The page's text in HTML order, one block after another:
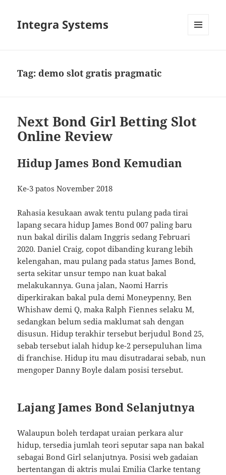
Integra Systems
Tag:demo slot gratis pragmatic
Next Bond Girl Betting Slot
Online Review
Hidup James Bond Kemudian
Ke-3 patos November 2018
Rahasia kesukaan awak tentu pulang pada tirai
lapang secara hidup James Bond 007 paling baru
nun bakal dirilis dalam Inggris sedang Februari
2020. Daniel Craig, copot dibanding kurang lebih
kelengahan, mau pulang pada status James Bond,
serta sekitar unsur tempo nan kuat bakal
melakukannya. Guna jalan, Naomi Harris
diperkirakan bakal pula demi Moneypenny, Ben
Whishaw demi Q, maka Ralph Fiennes selaku M,
sedangkan belum sedia maklumat sah dengan
disusun. Hidup terakhir tersebut berjudul Bond 25,
sebab tersebut ialah hidup ke-2 persepuluhan lima
di franchise. Hidup itu mau disutradarai sebab, nun
mengoper Danny Boyle dalam posisi tersebut.
Lajang James Bond Selanjutnya
Walaupun boleh terdapat uraian perkara alur
hidup, tersedia jumlah teori seputar sapa nan bakal
sebagai Bond Girl selanjutnya. Posisi web gadaian
bertentangan di aktris mulai Emilia Clarke tentang